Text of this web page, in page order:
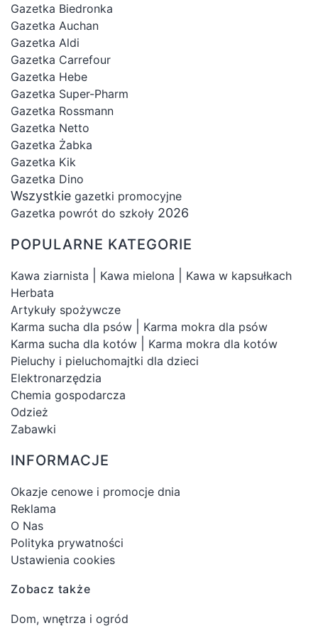
Gazetka Biedronka
Gazetka Auchan
Gazetka Aldi
Gazetka Carrefour
Gazetka Hebe
Gazetka Super-Pharm
Gazetka Rossmann
Gazetka Netto
Gazetka Żabka
Gazetka Kik
Gazetka Dino
Wszystkie gazetki promocyjne
Gazetka powrót do szkoły 2026
POPULARNE KATEGORIE
Kawa ziarnista Kawa mielona
Kawa w kapsułkach
Herbata
Artykuły spożywcze
Karma sucha dla psów
Karma mokra dla psów
Karma sucha dla kotów
Karma mokra dla kotów
Pieluchy i pieluchomajtki dla dzieci
Elektronarzędzia
Chemia gospodarcza
Odzież
Zabawki
INFORMACJE
Okazje cenowe i promocje dnia
Reklama
O Nas
Polityka prywatności
Ustawienia cookies
Zobacz także
Dom, wnętrza i ogród